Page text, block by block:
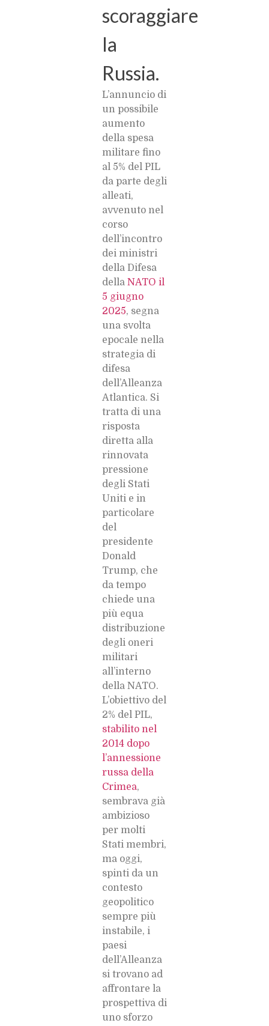
scoraggiare
la
Russia.
L’annuncio di
un possibile
aumento
della spesa
militare fino
al 5% del PIL
da parte degli
alleati,
avvenuto nel
corso
dell’incontro
dei ministri
della Difesa
della NATO il
5 giugno
2025, segna
una svolta
epocale nella
strategia di
difesa
dell’Alleanza
Atlantica. Si
tratta di una
risposta
diretta alla
rinnovata
pressione
degli Stati
Uniti e in
particolare
del
presidente
Donald
Trump, che
da tempo
chiede una
più equa
distribuzione
degli oneri
militari
all’interno
della NATO.
L’obiettivo del
2% del PIL,
stabilito nel
2014 dopo
l’annessione
russa della
Crimea,
sembrava già
ambizioso
per molti
Stati membri,
ma oggi,
spinti da un
contesto
geopolitico
sempre più
instabile, i
paesi
dell’Alleanza
si trovano ad
affrontare la
prospettiva di
uno sforzo